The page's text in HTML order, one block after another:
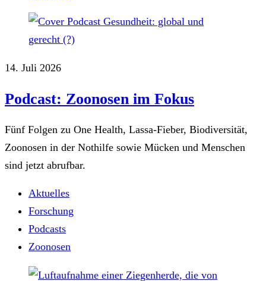
14. Juli 2026
Podcast: Zoonosen im Fokus
Fünf Folgen zu One Health, Lassa-Fieber, Biodiversität,
Zoonosen in der Nothilfe sowie Mücken und Menschen
sind jetzt abrufbar.
Aktuelles
Forschung
Podcasts
Zoonosen